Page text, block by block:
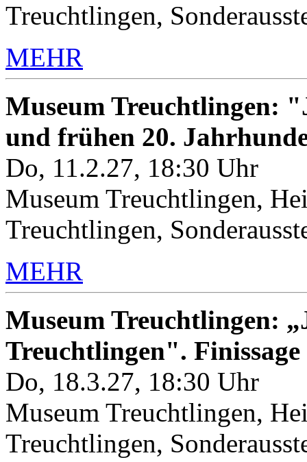
Treuchtlingen,
MEHR
Museum Treuchtlingen:
und frühen 20.
Do, 11.2.27, 18:30 Uhr
Museum Treuchtlingen,
Treuchtlingen,
MEHR
Museum Treuchtlingen:
Treuchtlingen". Finissage
Do, 18.3.27, 18:30 Uhr
Museum Treuchtlingen,
Treuchtlingen,